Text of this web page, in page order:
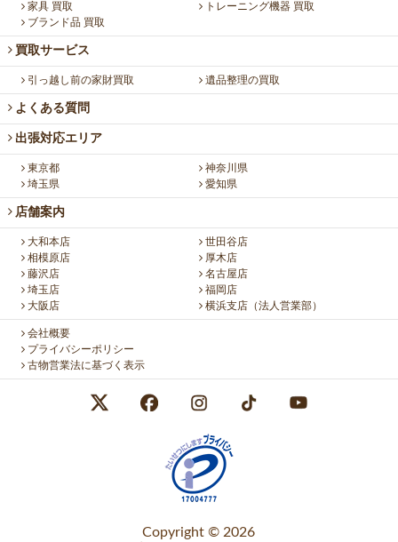
家具 買取
トレーニング機器 買取
ブランド品 買取
買取サービス
引っ越し前の家財買取 遺品整理の買取
よくある質問
出張対応エリア
東京都
神奈川県
埼玉県
愛知県
店舗案内
大和本店
世田谷店
相模原店
厚木店
藤沢店
名古屋店
埼玉店
福岡店
大阪店
横浜支店（法人営業部）
会社概要
プライバシーポリシー
古物営業法に基づく表示
Copyright © 2026